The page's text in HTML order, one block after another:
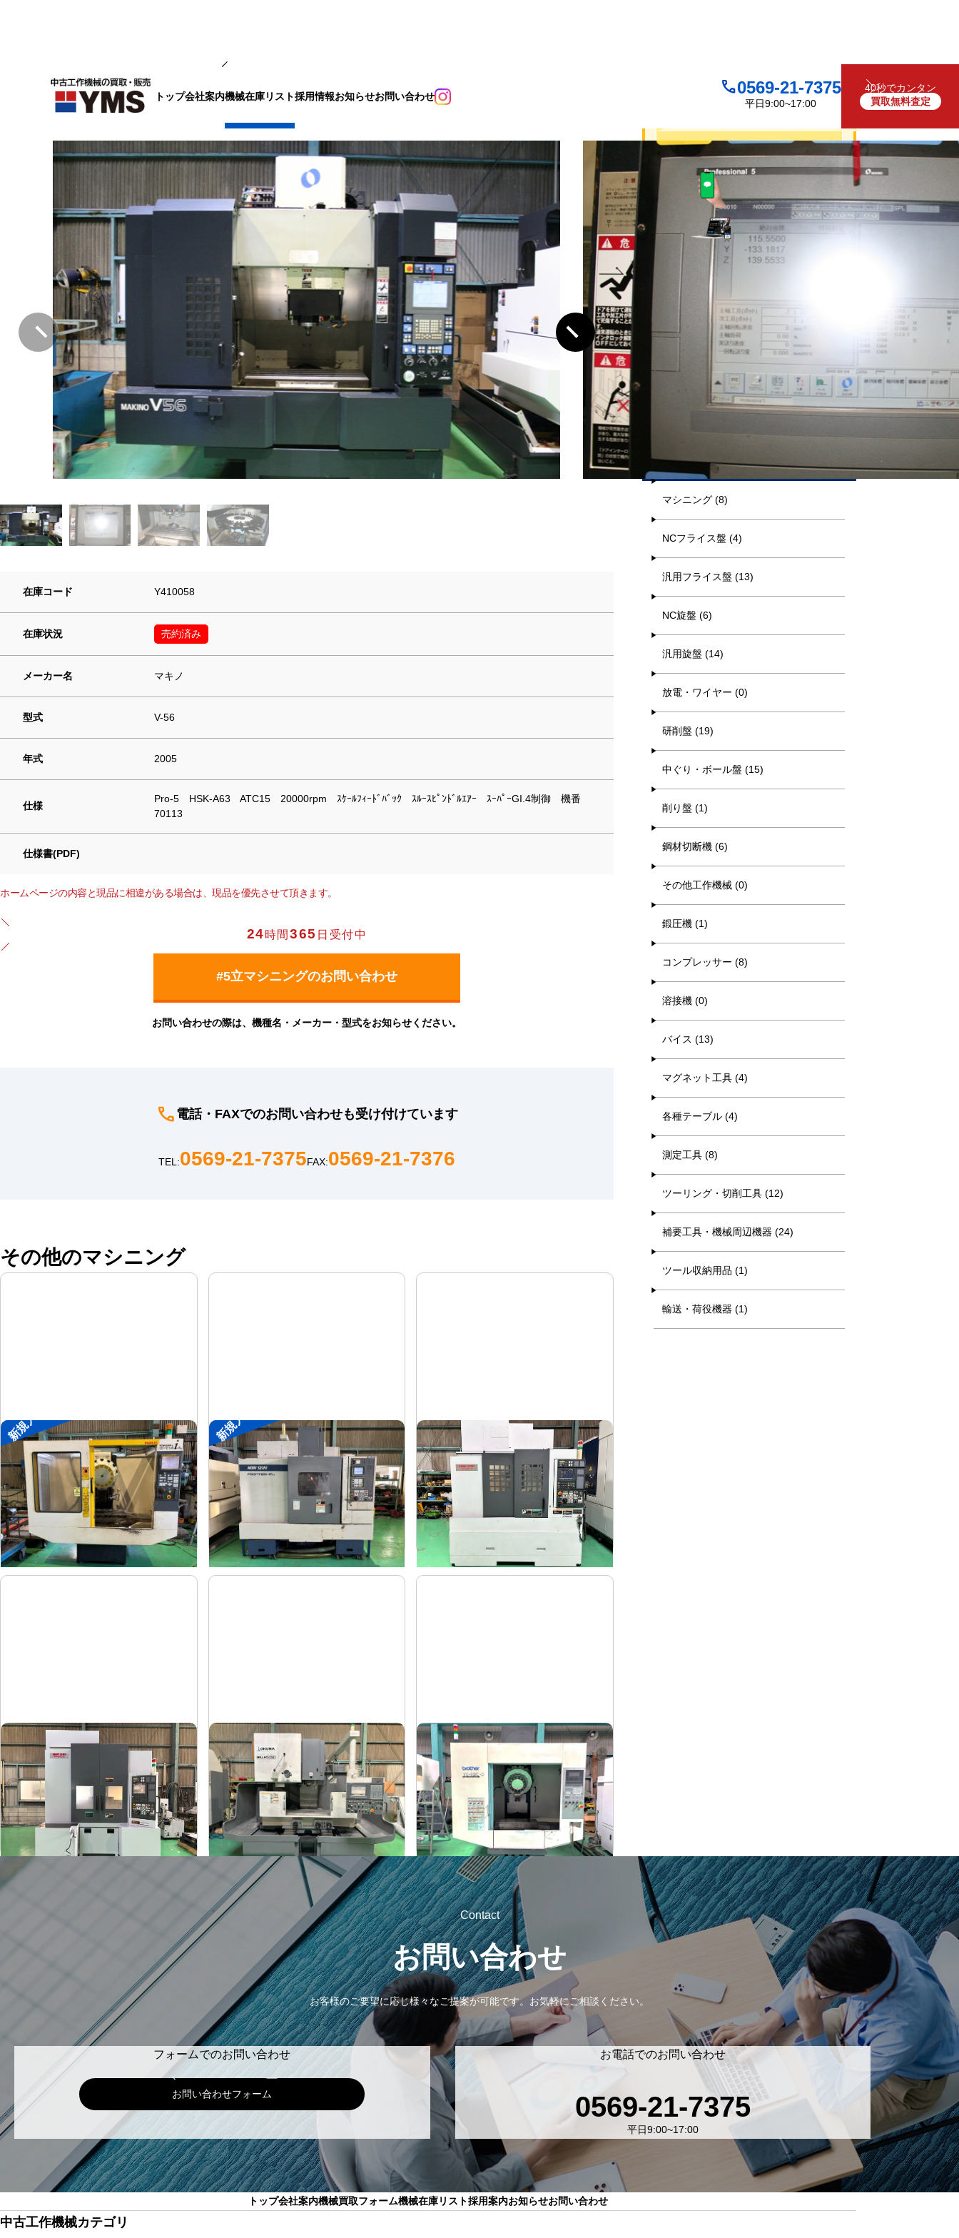
トップ会社案内機械在庫リスト採用情報お知らせお問い合わせ 0569-21-7375
平日9:00~17:00
40秒でカンタン
買取無料査定
#5立マシニング
在庫コード Y410058
在庫状況 売約済み
メーカー名 マキノ
型式 V-56
年式 2005
仕様
Pro-5 HSK-A63 ATC15 20000rpm ｽｹｰﾙﾌｨｰﾄﾞﾊﾞｯｸ ｽﾙｰｽﾋﾟﾝﾄﾞﾙｴｱｰ ｽｰﾊﾟｰGI.4制御 機番
70113
仕様書(PDF)
ホームページの内容と現品に相違がある場合は、現品を優先させて頂きます。
24時間365 日受付中
お問い合わせの際は、機種名・メーカー・型式をお知らせください。
電話・FAXでのお問い合わせも受け付けています
TEL:0569-21-7375FAX:0569-21-7376
その他のマシニング
新規入荷
ドリリングセンター
メーカー ファナック
形 α-T14iAL
年 1999
新規入荷
#4立マシニング
メーカー 森精機
形 FRONTIER-MⅡ/40
年
#5立マシニング
メーカー 森精機
形 NV5000α1A/40
年 式2008
#4立マシニング
メーカー
形 NV4000DCG
2004
#5立マシニング
メーカー オークマ
式MILLAC-561V
年 式2006
タッピングセンター
メーカー ブラザー
形 式TC-S2C-O
年 式2007
買取について
お見積り・査定は 無料
LINEで査定
買取フォームで査定
お電話でも受け付けております
0569-21-7375
平日9:00~17:00
キーワード検索
カテゴリー一覧
マシニング (8)
NCフライス盤 (4)
汎用フライス盤 (13)
NC旋盤 (6)
汎用旋盤 (14)
放電・ワイヤー (0)
研削盤 (19)
中ぐり・ボール盤 (15)
削り盤 (1)
鋼材切断機 (6)
その他工作機械 (0)
鍛圧機 (1)
コンプレッサー (8)
溶接機 (0)
バイス (13)
マグネット工具 (4)
各種テーブル (4)
測定工具 (8)
ツーリング・切削工具 (12)
補要工具・機械周辺機器 (24)
ツール収納用品 (1)
輸送・荷役機器 (1)
Contact
お問い合わせ
お客様のご要望に応じ様々なご提案が可能です。 お気軽にご相談ください。
フォームでのお問い合わせ
お問い合わせフォーム
お電話でのお問い合わせ
0569-21-7375
平日9:00~17:00
トップ会社案内機械買取フォーム機械在庫リスト採用案内お知らせお問い合わせ
中古工作機械カテゴリ